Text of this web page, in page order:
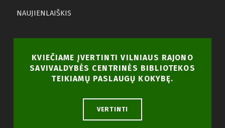
NAUJIENLAIŠKIS
KVIEČIAME ĮVERTINTI VILNIAUS RAJONO
SAVIVALDYBĖS CENTRINĖS BIBLIOTEKOS
TEIKIAMŲ PASLAUGŲ KOKYBĘ.
VERTINTI